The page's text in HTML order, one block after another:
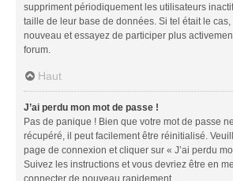
suppriment périodiquement les utilisateurs
taille de leur base de données. Si tel était le
nouveau et essayez de participer plus
forum.
Haut
J’ai perdu mon mot de passe !
Pas de panique ! Bien que votre mot de passe
récupéré, il peut facilement être réinitialisé.
page de connexion et cliquer sur « J’ai perdu
Suivez les instructions et vous devriez être en
connecter de nouveau rapidement.